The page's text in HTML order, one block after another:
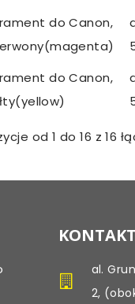
do Canon,
do Canon,
od 1 do 16 z 16
al.
2,